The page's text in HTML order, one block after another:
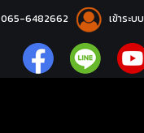
065-6482662 เข้าระบบ